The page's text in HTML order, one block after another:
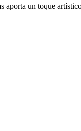
aporta un toque